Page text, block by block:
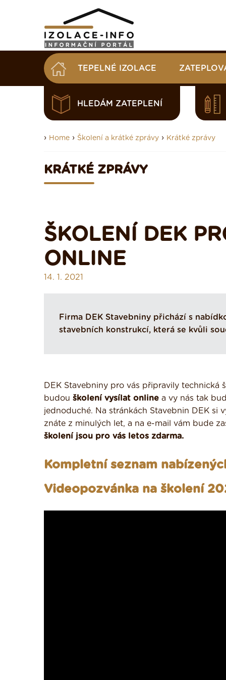
TEPELNÉ IZOLACE
HLEDÁM ZATEPLENÍ
› Home › Školení a krátké zprávy › Krátké zprávy
KRÁTKÉ ZPRÁVY
ŠKOLENÍ DEK
ONLINE
14. 1. 2021
Firma DEK Stavebniny přichází s
stavebních konstrukcí, která se kvůli
DEK Stavebniny pro vás připravily technická
budou školení vysílat online a vy nás tak
jednoduché. Na stránkách Stavebnin DEK si
znáte z minulých let, a na e-mail vám bude
školení jsou pro vás letos zdarma.
Kompletní seznam
Videopozvánka na školení